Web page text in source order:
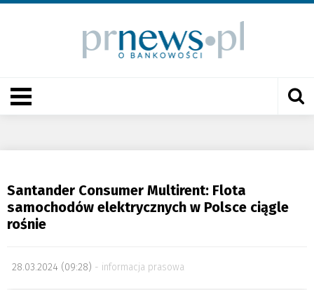
Santander Consumer Multirent: Flota
samochodów elektrycznych w Polsce ciągle
rośnie
28.03.2024 (09:28) informacja prasowa